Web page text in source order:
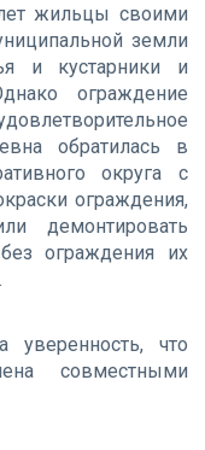
жильцы своими
земли
и кустарники и
ограждение
обратилась в
округа с
ограждения,
демонтировать
ограждения их
уверенность, что
совместными